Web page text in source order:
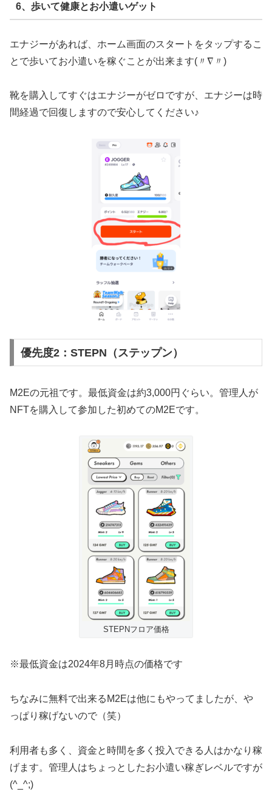
6、歩いて健康とお小遣いゲット
エナジーがあれば、ホーム画面のスタートをタップするこ
とで歩いてお小遣いを稼ぐことが出来ます(〃∇〃)
靴を購入してすぐはエナジーがゼロですが、エナジーは時
間経過で回復しますので安心してください♪
優先度2：STEPN（ステップン）
M2Eの元祖です。最低資金は約3,000円ぐらい。管理人が
NFTを購入して参加した初めてのM2Eです。
STEPNフロア価格
※最低資金は2024年8月時点の価格です
ちなみに無料で出来るM2Eは他にもやってましたが、や
っぱり稼げないので（笑）
利用者も多く、資金と時間を多く投入できる人はかなり稼
げます。管理人はちょっとしたお小遣い稼ぎレベルですが
(^_^;)